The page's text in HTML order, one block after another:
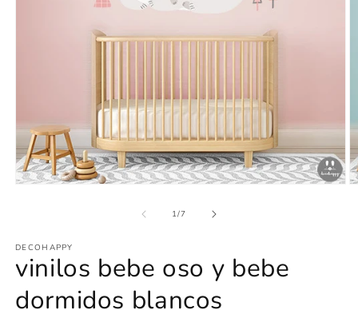
una
ventana
modal
1/de
7
DECOHAPPY
vinilos bebe oso y bebe
dormidos blancos